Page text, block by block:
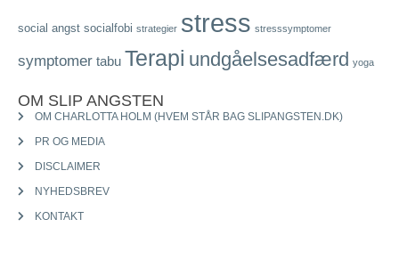
social angst socialfobi strategier stress stresssymptomer
symptomer tabu Terapi undgåelsesadfærd yoga
OM SLIP ANGSTEN
OM CHARLOTTA HOLM (HVEM STÅR BAG SLIPANGSTEN.DK)
PR OG MEDIA
DISCLAIMER
NYHEDSBREV
KONTAKT